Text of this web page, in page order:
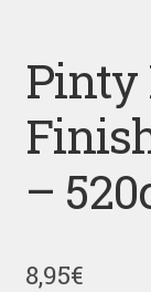
Pinty
–
8,95€